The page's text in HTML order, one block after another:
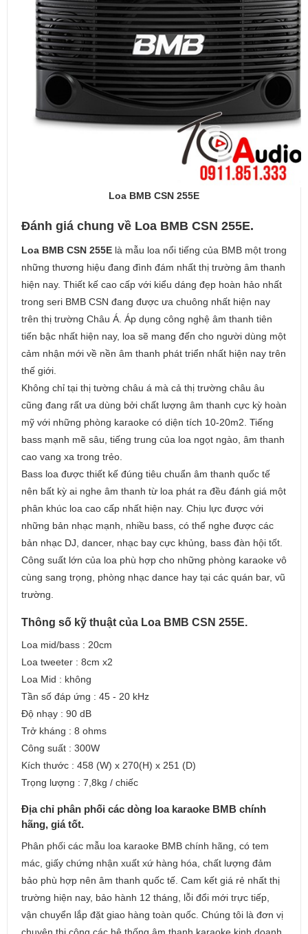
Loa BMB CSN 255E
Đánh giá chung về Loa BMB CSN 255E.
Loa BMB CSN 255E là mẫu loa nổi tiếng của BMB một trong
những thương hiệu đang đình đám nhất thị trường âm thanh
hiện nay. Thiết kế cao cấp với kiểu dáng đẹp hoàn hảo nhất
trong seri BMB CSN đang được ưa chuông nhất hiện nay
trên thị trường Châu Á. Áp dụng công nghệ âm thanh tiên
tiến bậc nhất hiện nay, loa sẽ mang đến cho người dùng một
cảm nhận mới về nền âm thanh phát triển nhất hiện nay trên
thế giới.
Không chỉ tại thị tường châu á mà cả thị trường châu âu
cũng đang rất ưa dùng bởi chất lượng âm thanh cực kỳ hoàn
mỹ với những phòng karaoke có diện tích 10-20m2. Tiếng
bass mạnh mẽ sâu, tiếng trung của loa ngọt ngào, âm thanh
cao vang xa trong trẻo.
Bass loa được thiết kế đúng tiêu chuẩn âm thanh quốc tế
nên bất kỳ ai nghe âm thanh từ loa phát ra đều đánh giá một
phân khúc loa cao cấp nhất hiện nay. Chịu lực được với
những bản nhạc mạnh, nhiều bass, có thể nghe được các
bản nhạc DJ, dancer, nhạc bay cực khủng, bass đàn hội tốt.
Công suất lớn của loa phù hợp cho những phòng karaoke vô
cùng sang trọng, phòng nhạc dance hay tại các quán bar, vũ
trường.
Thông số kỹ thuật của Loa BMB CSN 255E.
Loa mid/bass : 20cm
Loa tweeter : 8cm x2
Loa Mid : không
Tần số đáp ứng : 45 - 20 kHz
Độ nhạy : 90 dB
Trở kháng : 8 ohms
Công suất : 300W
Kích thước : 458 (W) x 270(H) x 251 (D)
Trọng lượng : 7,8kg / chiếc
Địa chỉ phân phối các dòng loa karaoke BMB chính
hãng, giá tốt.
Phân phối các mẫu loa karaoke BMB chính hãng, có tem
mác, giấy chứng nhận xuất xứ hàng hóa, chất lượng đảm
bảo phù hợp nên âm thanh quốc tế. Cam kết giá rẻ nhất thị
trường hiện nay, bảo hành 12 tháng, lỗi đổi mới trực tiếp,
vận chuyển lắp đặt giao hàng toàn quốc. Chúng tôi là đơn vị
chuyên thi công các hệ thống âm thanh karaoke kinh doanh,